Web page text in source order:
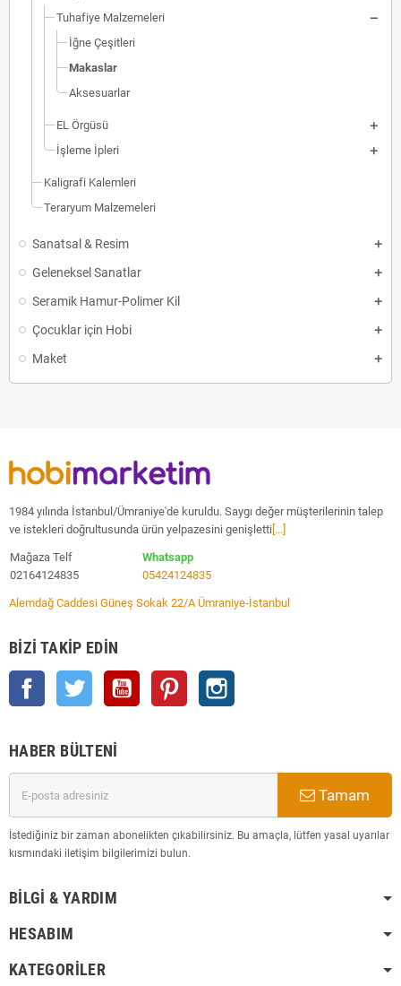
Tuhafiye Malzemeleri
İğne Çeşitleri
Makaslar
Aksesuarlar
EL Örgüsü
İşleme İpleri
Kaligrafi Kalemleri
Teraryum Malzemeleri
Sanatsal & Resim
Geleneksel Sanatlar
Seramik Hamur-Polimer Kil
Çocuklar için Hobi
Maket
1984 yılında İstanbul/Ümraniye'de kuruldu. Saygı değer müşterilerinin talep
ve istekleri doğrultusunda ürün yelpazesini genişletti [...]
Mağaza Telf
02164124835
Whatsapp
05424124835
Alemdağ Caddesi Güneş Sokak 22/A Ümraniye-İstanbul
BIZI TAKIP EDIN
Facebook Twitter YouTube Pinterest
HABER BÜLTENI
Tamam
İstediğiniz bir zaman abonelikten çıkabilirsiniz. Bu amaçla, lütfen yasal uyarılar
kısmındaki iletişim bilgilerimizi bulun.
BILGI & YARDIM
HESABIM
KATEGORILER